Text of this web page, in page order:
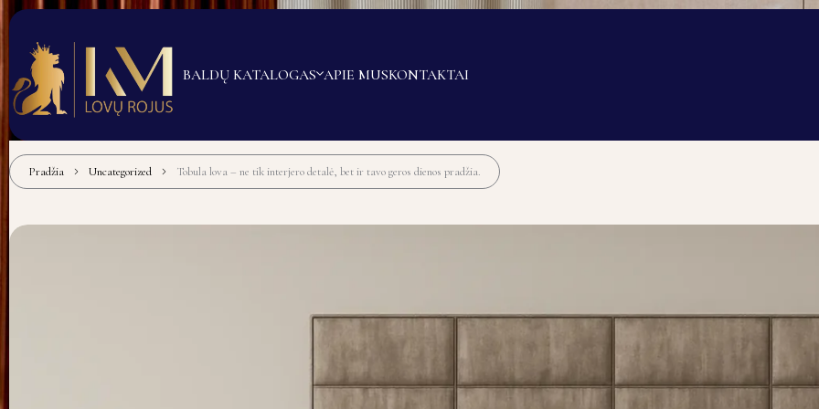
BALDŲ KATALOGAS APIE MUSKONTAKTAI
Pradžia Uncategorized Tobula lova – ne tik interjero detalė, bet ir tavo geros dienos pradžia.